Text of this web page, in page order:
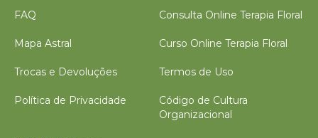
FAQ Consulta Online Terapia Floral
Mapa Astral Curso Online Terapia Floral
Trocas e Devoluções Termos de Uso
Política de Privacidade
Código de Cultura
Organizacional